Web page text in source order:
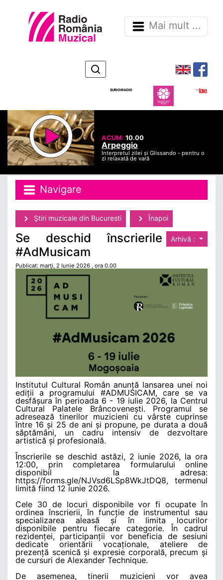
Mai mult ...
ACUM:10.00
Arpeggio
Interpretul zilei și Glissando - pentru o
zi relaxată de vară
Navigare
Ştiri muzicale din Bucuresti Înapoi
Arhivă :
Se deschid înscrierile
#AdMusicam
Publicat: marţi, 2 Iunie 2026 , ora 0.00
Institutul Cultural Român anunță lansarea unei noi
ediții a programului #ADMUSICAM, care se va
desfășura în perioada 6 - 19 iulie 2026, la Centrul
Cultural Palatele Brâncovenești. Programul se
adresează tinerilor muzicieni cu vârste cuprinse
între 16 și 25 de ani și propune, pe durata a două
săptămâni, un cadru intensiv de dezvoltare
artistică și profesională.
Înscrierile se deschid astăzi, 2 iunie 2026, la ora
12:00, prin completarea formularului online
disponibil la adresa:
https://forms.gle/NJVsd6LSp8WkJtDQ8, termenul
limită fiind 12 iunie 2026.
Cele 30 de locuri disponibile vor fi ocupate în
ordinea înscrierii, în funcție de instrumentul sau
specializarea aleasă și în limita locurilor
disponibile pentru fiecare categorie. În cadrul
rezidenței, participanții vor beneficia de sesiuni
dedicate orientării vocaționale, ateliere de
prezență scenică și expresie corporală, precum și
de cursuri de Alexander Technique.
De asemenea, tinerii muzicieni vor avea